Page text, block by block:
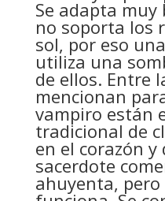
Se adapta muy
no soporta los
sol, por eso
utiliza una
de ellos. Entre
mencionan
vampiro están
tradicional de
en el corazón y
sacerdote
ahuyenta, pero